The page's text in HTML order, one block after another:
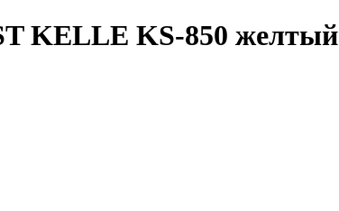
KELLE KS-850 желтый